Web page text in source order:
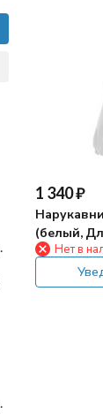
1 340₽
(белый,
Нет в